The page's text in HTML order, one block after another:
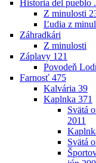
Historia del pueblo
Z minulosti
Ľudia z
Záhradkári
Z minulosti
Záplavy 121
Povodeň
Farnosť 475
Kalvária 39
Kaplnka 371
Svätá
2011
Svätá